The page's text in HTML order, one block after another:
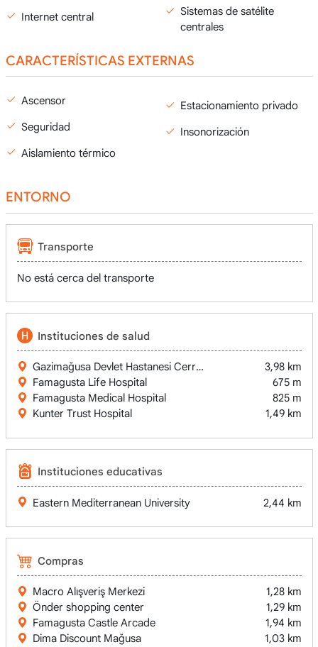
Internet central
Sistemas de satélite
centrales
CARACTERÍSTICAS EXTERNAS
Ascensor
Seguridad
Aislamiento térmico
Estacionamiento privado
Insonorización
ENTORNO
Transporte
No está cerca del transporte
Instituciones de salud
Gazimağusa Devlet Hastanesi Cerrahi Servisi
3,98 km
Famagusta Life Hospital
675 m
Famagusta Medical Hospital
825 m
Kunter Trust Hospital
1,49 km
Instituciones educativas
Eastern Mediterranean University 2,44 km
Compras
Macro Alışveriş Merkezi
1,28 km
Önder shopping center
1,29 km
Famagusta Castle Arcade
1,94 km
Dima Discount Mağusa
1,03 km